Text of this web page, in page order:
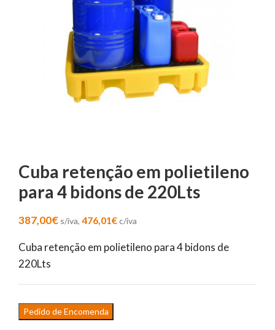
Cuba retenção em polietileno
para 4 bidons de 220Lts
387,00€ s/iva, 476,01€c/iva
Cuba retenção em polietileno para 4 bidons de
220Lts
Pedido de Encomenda